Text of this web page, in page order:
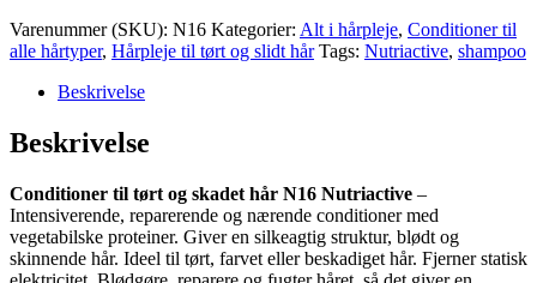
Varenummer (SKU): N16 Kategorier: Alt i hårpleje, Conditioner til
alle hårtyper, Hårpleje til tørt og slidt hår Tags: Nutriactive, shampoo
Beskrivelse
Beskrivelse
Conditioner til tørt og skadet hår N16 Nutriactive –
Intensiverende, reparerende og nærende conditioner med
vegetabilske proteiner. Giver en silkeagtig struktur, blødt og
skinnende hår. Ideel til tørt, farvet eller beskadiget hår. Fjerner ​​statisk